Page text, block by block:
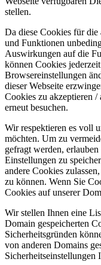
stellen.
Da diese Cookies für die
und Funktionen
Auswirkungen auf die
können Cookies
Browsereinstellungen
dieser Webseite
Cookies zu akzeptieren /
erneut besuchen.
Wir respektieren es voll
möchten. Um zu
gefragt werden,
Einstellungen zu
andere Cookies
zu können. Wenn Sie
Cookies auf unserer
Wir stellen Ihnen eine
Domain gespeicherten
Sicherheitsgründen
von anderen Domains
Sicherheitseinstellungen